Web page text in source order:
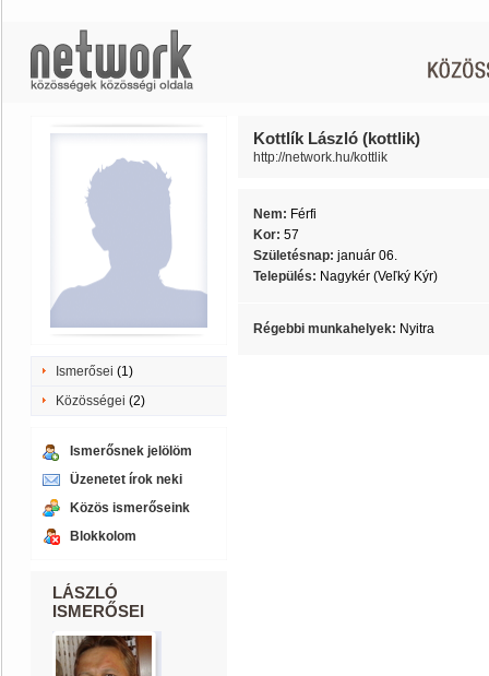
Ismerősei (1)
Közösségei (2)
Ismerősnek jelölöm
Üzenetet írok neki
Közös ismerőseink
Blokkolom
LÁSZLÓ
ISMERŐSEI
Kottlík László (kottlik)
http://network.hu/kottlik
Nem: Férfi
Kor: 57
Születésnap: január 06.
Település: Nagykér (Veľký Kýr)
Régebbi munkahelyek: Nyitra